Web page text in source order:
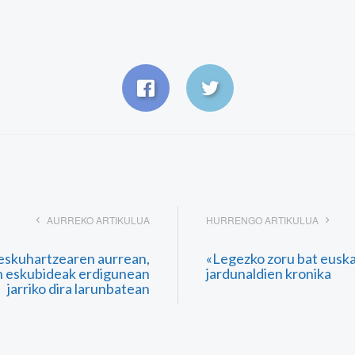
AURREKO ARTIKULUA
aurrean,
erdigunean
jarriko dira larunbatean
HURRENGO ARTIKULUA
«Legezko zoru bat
jardunaldien kronika